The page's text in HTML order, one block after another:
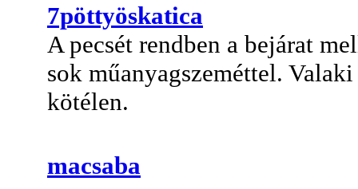
7pöttyöskatica
A pecsét rendben a bejárat
sok műanyagszeméttel.
kötélen.
macsaba